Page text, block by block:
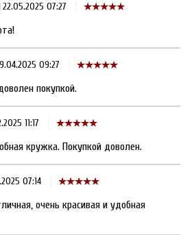
22.05.2025 07:27
09:27
покупкой.
11:17
кружка. Покупкой доволен.
07:14
очень красивая и удобная